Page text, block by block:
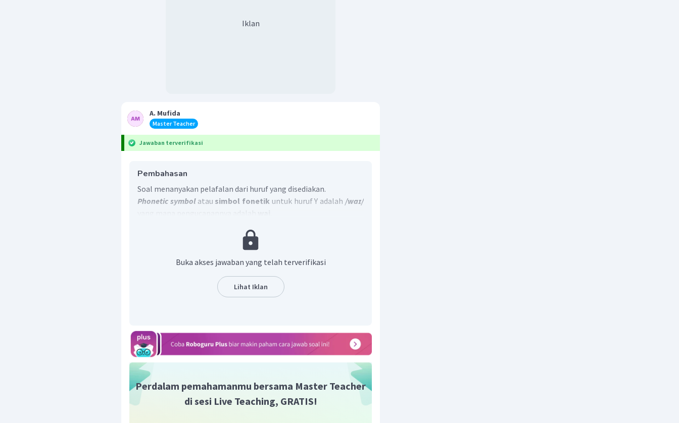
Iklan
A. Mufida
Master Teacher
Jawaban terverifikasi
Pembahasan
Soal menanyakan pelafalan dari huruf yang disediakan.
Phonetic symbol atau simbol fonetik untuk huruf Y adalah/waɪ/
yang mana pengucapannya adalah
wai
Buka akses jawaban yang telah terverifikasi
Lihat Iklan
Perdalam pemahamanmu bersama Master Teacher
di sesi Live Teaching, GRATIS!